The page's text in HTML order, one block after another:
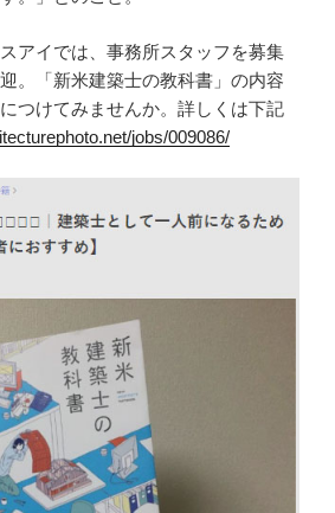
アイでは、事務所スタッフを募集
。「新米建築士の教科書」の内容
つけてみませんか。詳しくは下記
jobs/009086/